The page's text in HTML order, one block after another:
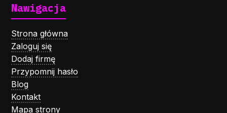
Nawigacja
Strona główna
Zaloguj się
Dodaj firmę
Przypomnij hasło
Blog
Kontakt
Mapa strony